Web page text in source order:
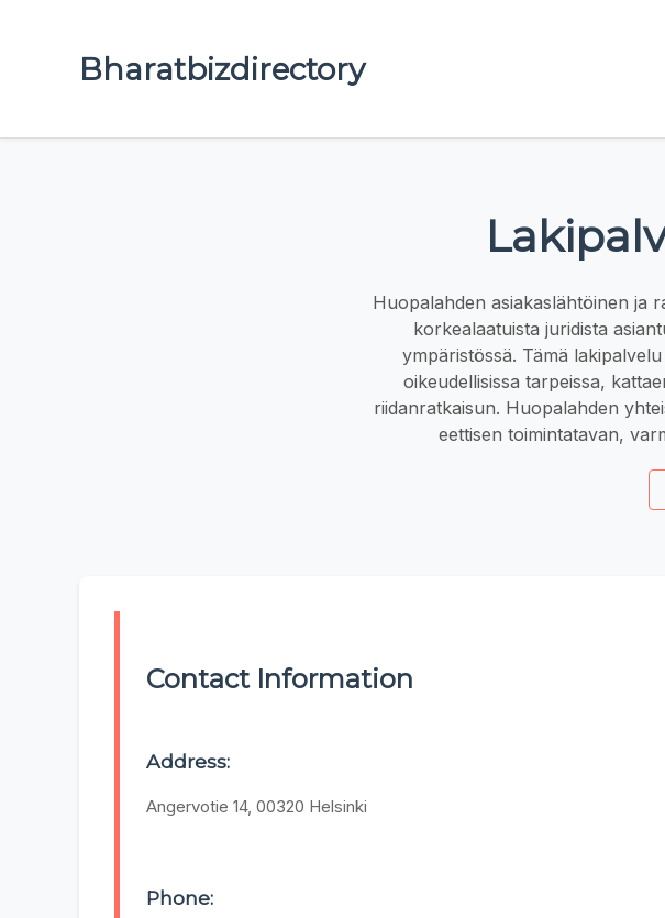
Bharatbizdirectory
Huopalahden asiakaslähtöinen ja
korkealaatuista juridista
ympäristössä. Tämä
oikeudellisissa tarpeissa,
riidanratkaisun. Huopalahden
eettisen toimintatavan,
Contact Information
Address:
Angervotie 14, 00320 Helsinki
Phone: